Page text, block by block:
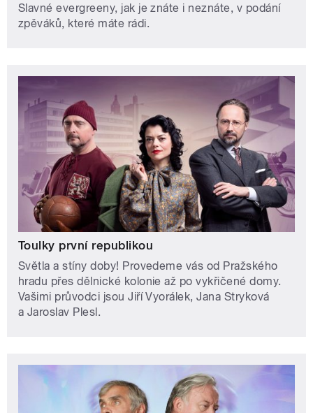
Slavné evergreeny, jak je znáte i neznáte, v podání
zpěváků, které máte rádi.
Toulky první republikou
Světla a stíny doby! Provedeme vás od Pražského
hradu přes dělnické kolonie až po vykřičené domy.
Vašimi průvodci jsou Jiří Vyorálek, Jana Stryková
a Jaroslav Plesl.